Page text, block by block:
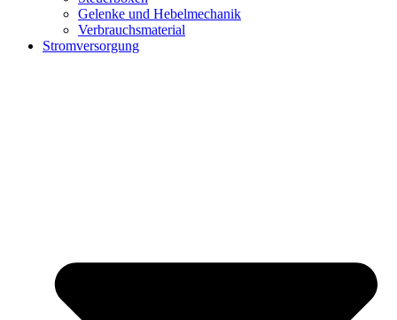
Gelenke und Hebelmechanik
Verbrauchsmaterial
Stromversorgung